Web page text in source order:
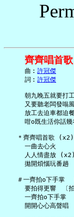
齊齊唱首
     曲︰
許冠傑
     詞︰
許冠傑
朝九晚五就要打
又要聽老闆發嗡
放工去迫車都迫
咁o既生活你話
   ＊齊齊唱首歌 (x2)
     一曲去心火
     人人情盡放 (x2)
     拋開煩惱玩番趟
＃一齊拍o下手掌　
要拍得更響　〔拍
一齊拍o下手掌　
     開開心心高聲唱